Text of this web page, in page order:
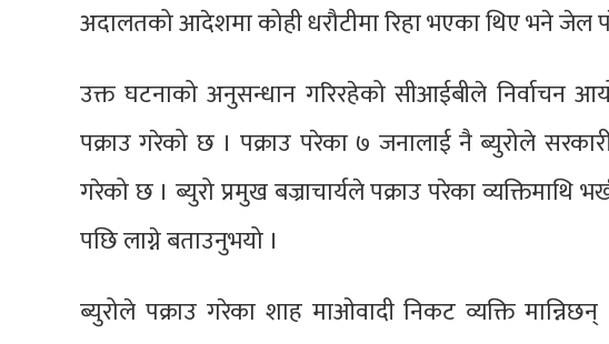
अदालतको आदेशमा कोही धरौटीमा रिहा भएका थिए भने
उक्त घटनाको अनुसन्धान गरिरहेको सीआईबीले निर्वाचन
पक्राउ गरेको छ । पक्राउ परेका ७ जनालाई नै ब्युरोले
गरेको छ । ब्युरो प्रमुख बज्राचार्यले पक्राउ परेका
पछि लाग्ने बताउनुभयो ।
ब्युरोले पक्राउ गरेका शाह माओवादी निकट व्यक्ति